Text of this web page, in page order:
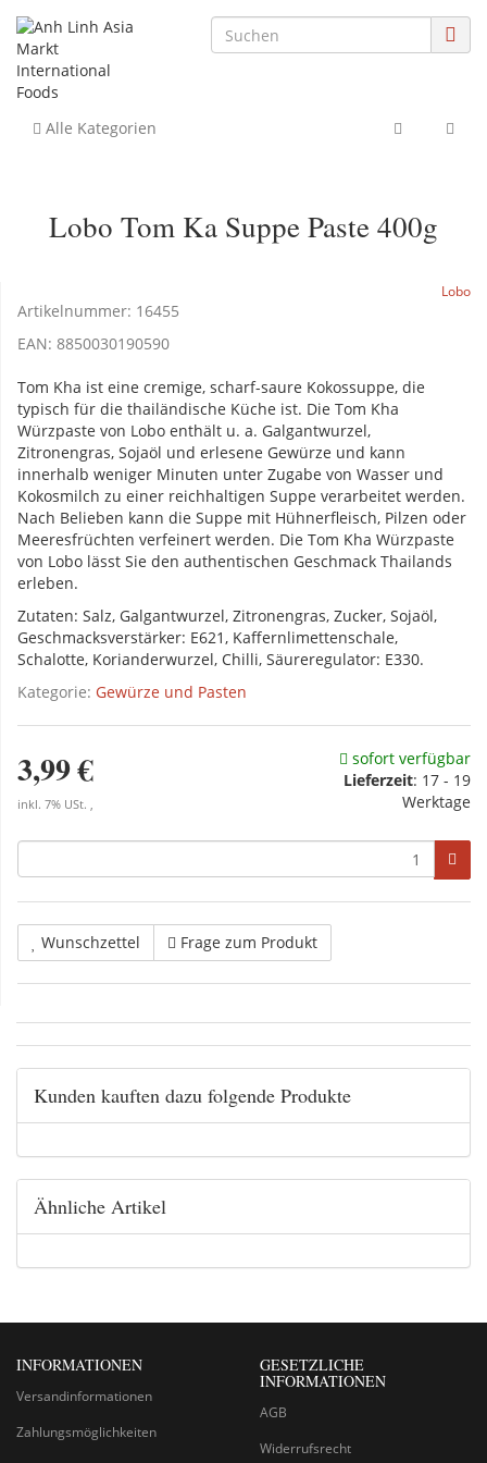
Alle Kategorien
Lobo Tom Ka Suppe Paste 400g
Lobo
Artikelnummer: 16455
EAN: 8850030190590
Tom Kha ist eine cremige, scharf-saure Kokossuppe, die
typisch für die thailändische Küche ist. Die Tom Kha
Würzpaste von Lobo enthält u. a. Galgantwurzel,
Zitronengras, Sojaöl und erlesene Gewürze und kann
innerhalb weniger Minuten unter Zugabe von Wasser und
Kokosmilch zu einer reichhaltigen Suppe verarbeitet werden.
Nach Belieben kann die Suppe mit Hühnerfleisch, Pilzen oder
Meeresfrüchten verfeinert werden. Die Tom Kha Würzpaste
von Lobo lässt Sie den authentischen Geschmack Thailands
erleben.
Zutaten: Salz, Galgantwurzel, Zitronengras, Zucker, Sojaöl,
Geschmacksverstärker: E621, Kaffernlimettenschale,
Schalotte, Korianderwurzel, Chilli, Säureregulator: E330.
Kategorie: Gewürze und Pasten
3,99 €
inkl. 7% USt. ,
sofort verfügbar
Lieferzeit: 17 - 19
Werktage
Wunschzettel Frage zum Produkt
Kunden kauften dazu folgende Produkte
Ähnliche Artikel
INFORMATIONEN
Versandinformationen
Zahlungsmöglichkeiten
GESETZLICHE
INFORMATIONEN
AGB
Widerrufsrecht